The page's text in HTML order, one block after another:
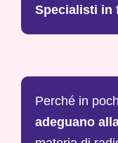
Specialisti in
Perché in
adeguano